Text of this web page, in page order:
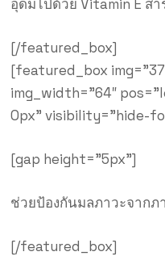
อุดมไปด้วย Vitamin E ส
[/featured_box]
[featured_box
img_width=”64″
0px” visibility=”hide-
[gap height=”5px”]
ช่วยป้องกันมลภาวะจากภ
[/featured_box]